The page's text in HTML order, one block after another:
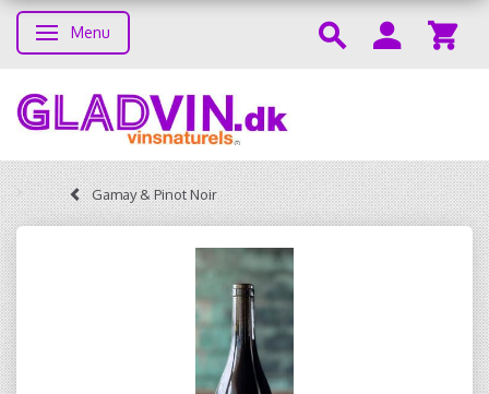
Toggle navigation
Menu
Gamay & Pinot Noir